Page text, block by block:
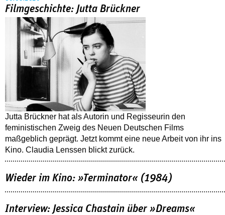
Filmgeschichte: Jutta Brückner
Jutta Brückner hat als Autorin und Regisseurin den
feministischen Zweig des Neuen Deutschen Films
maßgeblich geprägt. Jetzt kommt eine neue Arbeit von ihr ins
Kino. Claudia Lenssen blickt zurück.
Wieder im Kino: »Terminator« (1984)
Interview: Jessica Chastain über »Dreams«